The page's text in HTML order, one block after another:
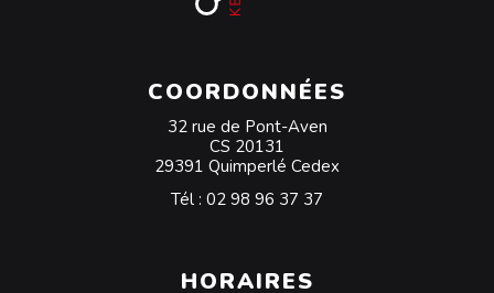
COORDONNÉES
32 rue de Pont-Aven
CS 20131
29391 Quimperlé Cedex
Tél : 02 98 96 37 37
HORAIRES